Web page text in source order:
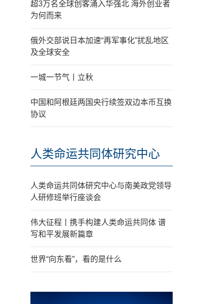
超3万名全球创客涌入华强北 海外创业者
为何而来
俄外交部说日本加速“再军事化”扰乱地区
及全球安全
一城一节气丨立秋
中国和阿根廷两国央行续签双边本币互换
协议
人类命运共同体研究中心
人类命运共同体研究中心与南美政党领导
人研修班举行座谈会
伟大征程丨携手构建人类命运共同体 谱
写和平发展新篇章
世界“向东看”，看的是什么